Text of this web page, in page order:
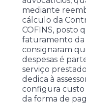
mediante
cálculo da
COFINS, posto
faturamento da
consignaram
despesas é
serviço
dedica à
configura
da forma de